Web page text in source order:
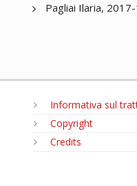
Pagliai Ilaria,
Informativa sul
Copyright
Credits